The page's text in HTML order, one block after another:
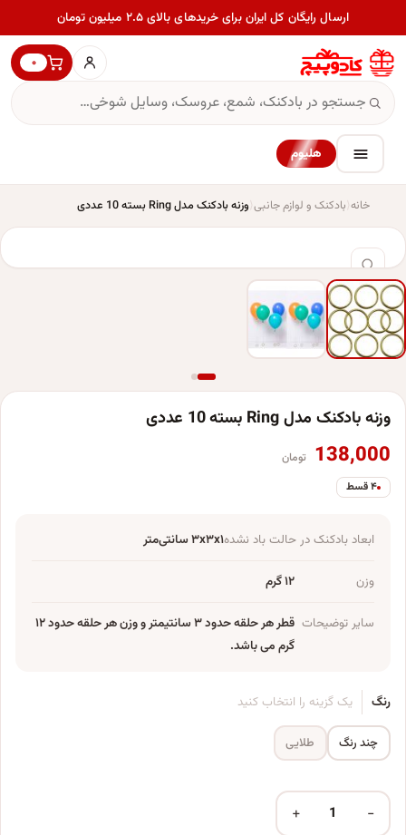
ارسال رایگان کل ایران برای خریدهای بالای ۲.۵ میلیون تومان
۰
هلیوم
خانه بادکنک و لوازم جانبی وزنه بادکنک مدل Ring بسته 10 عددی
وزنه بادکنک مدل Ring بسته 10 عددی
138,000 تومان
۴ قسط
ابعاد بادکنک در حالت باد نشده۳x۳x۱ سانتی‌متر
وزن ۱۲ گرم
سایر توضیحات
قطر هر حلقه حدود ۳ سانتیمتر و وزن هر حلقه حدود ۱۲
گرم می باشد.
رنگ یک گزینه را انتخاب کنید
چند رنگ طلایی
وزنه بادکنک مدل Ring بسته 10 عددی عدد
−
+